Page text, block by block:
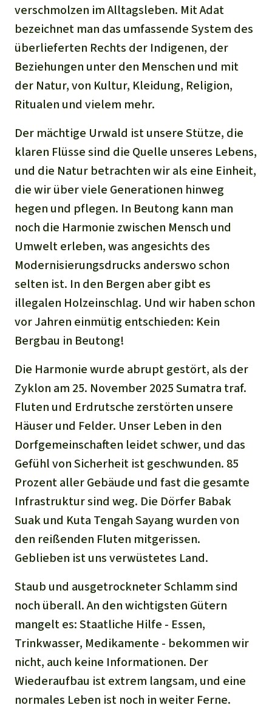
verschmolzen im Alltagsleben. Mit Adat
bezeichnet man das umfassende System des
überlieferten Rechts der Indigenen, der
Beziehungen unter den Menschen und mit
der Natur, von Kultur, Kleidung, Religion,
Ritualen und vielem mehr.
Der mächtige Urwald ist unsere Stütze, die
klaren Flüsse sind die Quelle unseres Lebens,
und die Natur betrachten wir als eine Einheit,
die wir über viele Generationen hinweg
hegen und pflegen. In Beutong kann man
noch die Harmonie zwischen Mensch und
Umwelt erleben, was angesichts des
Modernisierungsdrucks anderswo schon
selten ist. In den Bergen aber gibt es
illegalen Holzeinschlag. Und wir haben schon
vor Jahren einmütig entschieden: Kein
Bergbau in Beutong!
Die Harmonie wurde abrupt gestört, als der
Zyklon am 25. November 2025 Sumatra traf.
Fluten und Erdrutsche zerstörten unsere
Häuser und Felder. Unser Leben in den
Dorfgemeinschaften leidet schwer, und das
Gefühl von Sicherheit ist geschwunden. 85
Prozent aller Gebäude und fast die gesamte
Infrastruktur sind weg. Die Dörfer Babak
Suak und Kuta Tengah Sayang wurden von
den reißenden Fluten mitgerissen.
Geblieben ist uns verwüstetes Land.
Staub und ausgetrockneter Schlamm sind
noch überall. An den wichtigsten Gütern
mangelt es: Staatliche Hilfe - Essen,
Trinkwasser, Medikamente - bekommen wir
nicht, auch keine Informationen. Der
Wiederaufbau ist extrem langsam, und eine
normales Leben ist noch in weiter Ferne.